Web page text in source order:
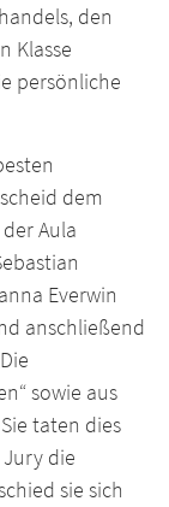
den
Klasse
persönliche
dem
Aula
Everwin
anschließend
sowie aus
taten dies
die
sie sich